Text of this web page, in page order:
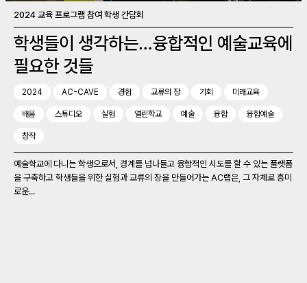
2024 교육 프로그램 참여 학생 간담회
학생들이 생각하는…융합적인 예술교육에
필요한 것들
2024 AC-CAVE 경험 교류의 장 기회 미래교육
배움 스튜디오 실험 열린학교 예술 융합 융합예술
창작
예술학교에 다니는 학생으로서, 경계를 넘나들고 융합적인 시도를 할 수 있는 플랫폼
을 구축하고 학생들을 위한 실험과 교류의 장을 만들어가는 AC랩은, 그 자체로 흥미
로운...